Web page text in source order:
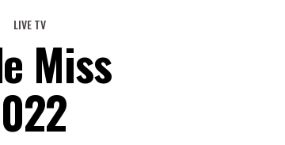
LIVE TV
Miss